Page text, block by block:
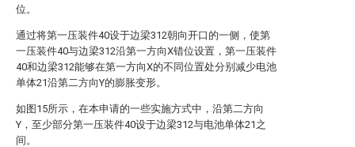
位。
通过将第一压装件40设于边梁312朝向开口的一侧，使第
一压装件40与边梁312沿第一方向X错位设置，第一压装件
40和边梁312能够在第一方向X的不同位置处分别减少电池
单体21沿第二方向Y的膨胀变形。
如图15所示，在本申请的一些实施方式中，沿第二方向
Y，至少部分第一压装件40设于边梁312与电池单体21之
间。